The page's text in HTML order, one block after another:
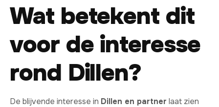
Wat betekent dit
voor de interesse
rond Dillen?
De blijvende interesse in Dillen en partner laat zien